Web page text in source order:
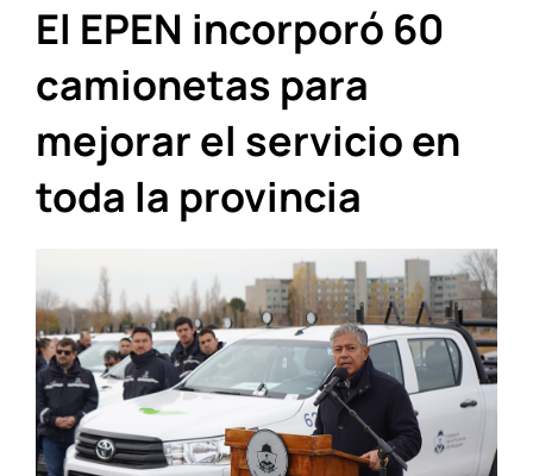
El EPEN incorporó 60
camionetas para
mejorar el servicio en
toda la provincia